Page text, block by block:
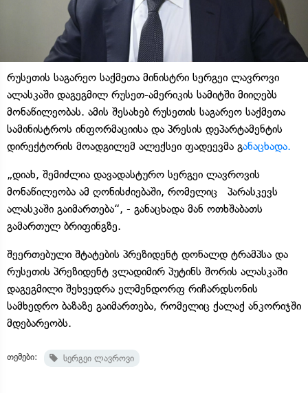
რუსეთის საგარეო საქმეთა მინისტრი სერგეი ლავროვი
ალასკაში დაგეგმილ რუსეთ-ამერიკის სამიტში მიიღებს
მონაწილეობას. ამის შესახებ რუსეთის საგარეო საქმეთა
სამინისტროს ინფორმაციისა და პრესის დეპარტამენტის
დირექტორის მოადგილემ ალექსეი ფადეევმა განაცხადა.
„დიახ, შემიძლია დავადასტურო სერგეი ლავროვის
მონაწილეობა ამ ღონისძიებაში, რომელიც პარასკევს
ალასკაში გაიმართება“, - განაცხადა მან ოთხშაბათს
გამართულ ბრიფინგზე.
შეერთებული შტატების პრეზიდენტ დონალდ ტრამპსა და
რუსეთის პრეზიდენტ ვლადიმირ პუტინს შორის ალასკაში
დაგეგმილი შეხვედრა ელმენდორფ რიჩარდსონის
სამხედრო ბაზაზე გაიმართება, რომელიც ქალაქ ანკორიჯში
მდებარეობს.
თემები: სერგეი ლავროვი